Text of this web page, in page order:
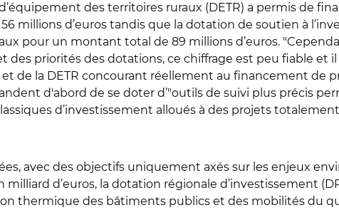
des territoires ruraux (DETR) a permis de
millions d’euros tandis que la dotation de soutien à
pour un montant total de 89 millions d’euros.
des priorités des dotations, ce chiffrage est peu fiable et
de la DETR concourant réellement au financement de
d'abord de se doter d’"outils de suivi plus précis
d’investissement alloués à des projets
avec des objectifs uniquement axés sur les enjeux
d’euros, la dotation régionale d’investissement
thermique des bâtiments publics et des mobilités du